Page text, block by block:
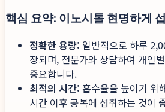
핵심 요약: 이노시톨 현명하게
정확한 용량: 일반적으로 하루
장되며, 전문가와 상담하여 개인
중요합니다.
최적의 시간: 흡수율을 높이기 위
시간 이후 공복에 섭취하는 것이